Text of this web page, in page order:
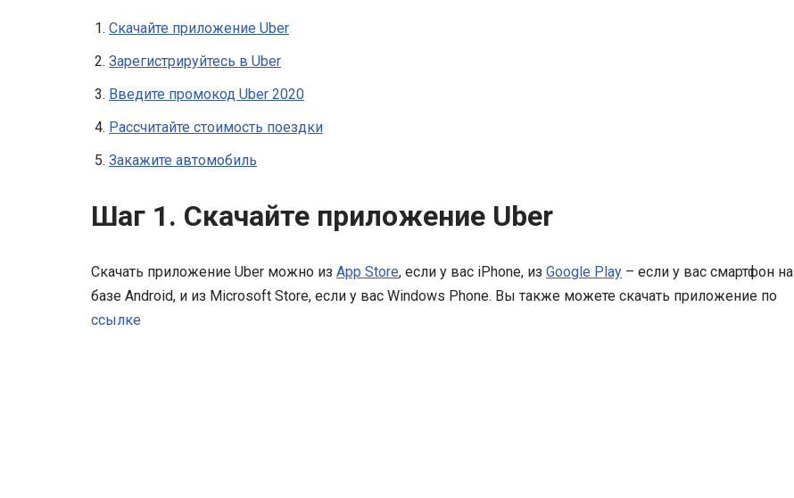
Скачайте приложение Uber
Зарегистрируйтесь в Uber
Введите промокод Uber 2020
Рассчитайте стоимость поездки
Закажите автомобиль
Шаг 1. Скачайте приложение Uber
Скачать приложение Uber можно из App Store, если у вас iPhone, из Google Play – если у вас смартфон на
базе Android, и из Microsoft Store, если у вас Windows Phone. Вы также можете скачать приложение по
ссылке